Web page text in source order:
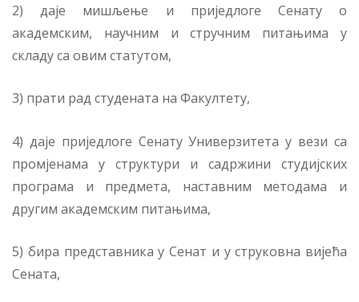
2) даје мишљење и приједлоге Сенату о
академским, научним и стручним питањима у
складу са овим статутом,
3) прати рад студената на Факултету,
4) даје приједлоге Сенату Универзитета у вези са
промјенама у структури и садржини студијских
програма и предмета, наставним методама и
другим академским питањима,
5) бира представника у Сенат и у струковна вијећа
Сената,